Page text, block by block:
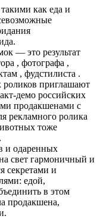
как еда и
— это результат
, фотографа ,
, фудстилиста .
роликов приглашают
демо российских
продакшенами с
рекламного ролика
тоже
и одаренных
свет гармоничный и
секретами и
едой,
в этом
продакшена,